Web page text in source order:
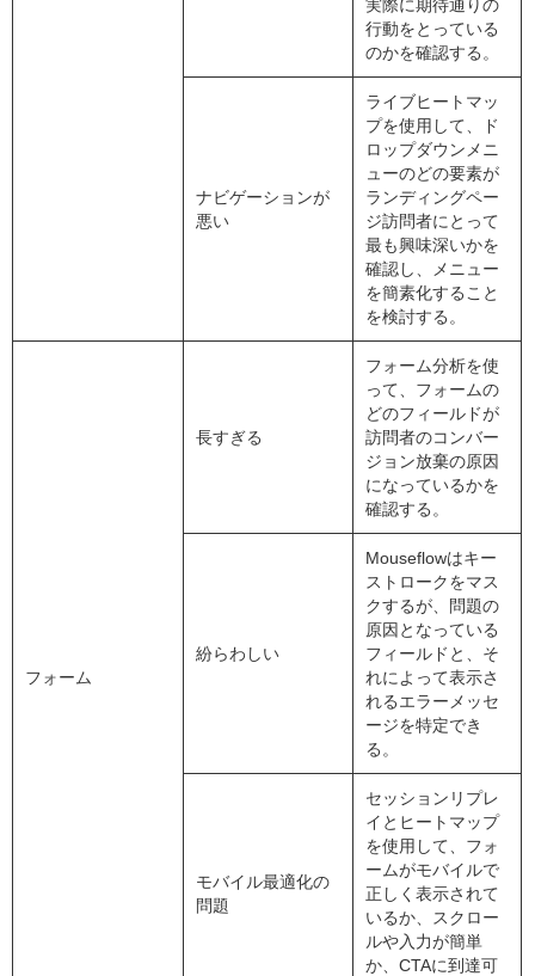
実際に期待通りの
行動をとっている
のかを確認する。
ナビゲーションが
悪い
ライブヒートマッ
プを使用して、ド
ロップダウンメニ
ューのどの要素が
ランディングペー
ジ訪問者にとって
最も興味深いかを
確認し、メニュー
を簡素化すること
を検討する。
フォーム
長すぎる
フォーム分析を使
って、フォームの
どのフィールドが
訪問者のコンバー
ジョン放棄の原因
になっているかを
確認する。
紛らわしい
Mouseflowはキー
ストロークをマス
クするが、問題の
原因となっている
フィールドと、そ
れによって表示さ
れるエラーメッセ
ージを特定でき
る。
モバイル最適化の
問題
セッションリプレ
イとヒートマップ
を使用して、フォ
ームがモバイルで
正しく表示されて
いるか、スクロー
ルや入力が簡単
か、CTAに到達可